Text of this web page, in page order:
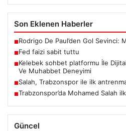
Son Eklenen Haberler
■Rodrigo De Paul’den Gol Sevinci:
■Fed faizi sabit tuttu
■Kelebek sohbet platformu İle
Ve Muhabbet Deneyimi
■Salah, Trabzonspor ile ilk
■Trabzonspor’da Mohamed Salah
Güncel